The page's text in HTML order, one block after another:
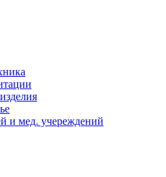
и мед. учереждений